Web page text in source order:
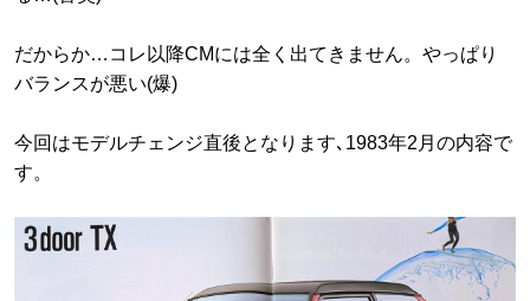
だからか…コレ以降CMには全く出てきません。やっぱり
バランスが悪い(爆)
今回はモデルチェンジ直後となります､1983年2月の内容で
す。